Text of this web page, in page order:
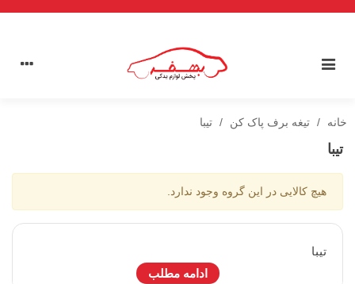
خانه / تیغه برف پاک کن / تیبا
تیبا
هیچ کالایی در این گروه وجود ندارد.
تيبا
ادامه مطلب